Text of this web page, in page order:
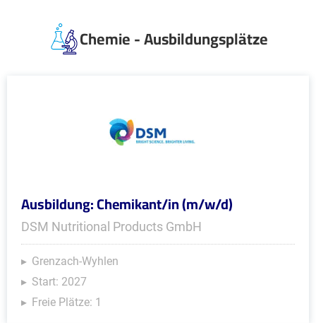
Chemie - Ausbildungsplätze
Ausbildung: Chemikant/in (m/w/d)
DSM Nutritional Products GmbH
Grenzach-Wyhlen
Start: 2027
Freie Plätze: 1